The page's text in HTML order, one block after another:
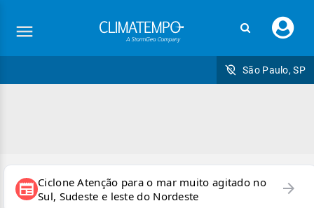
seu
São Paulo, SP
newspaper Ciclone Atenção para o mar muito agitado no
Sul, Sudeste e leste do Nordeste
arrow_forward